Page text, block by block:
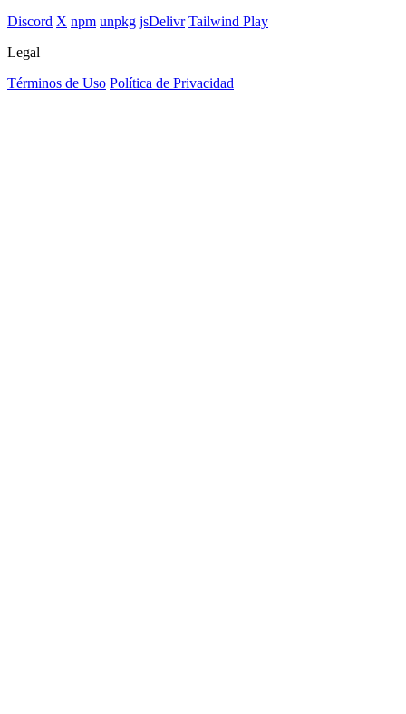
Discord X npm unpkg jsDelivr Tailwind Play
Legal
Términos de Uso Política de Privacidad